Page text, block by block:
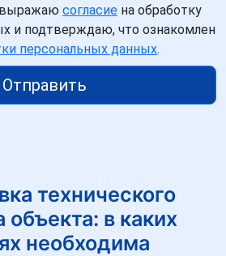
выражаю согласие на обработку
и подтверждаю, что ознакомлен
персональных данных.
Отправить
технического
объекта: в каких
необходима